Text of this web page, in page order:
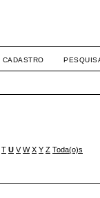
CADASTRO
T U V W X Y Z Toda(o)s